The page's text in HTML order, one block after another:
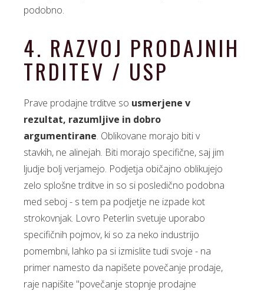
podobno.
4. RAZVOJ PRODAJNIH
TRDITEV / USP
Prave prodajne trditve so usmerjene v
rezultat, razumljive in dobro
argumentirane. Oblikovane morajo biti v
stavkih, ne alinejah. Biti morajo specifične, saj jim
ljudje bolj verjamejo. Podjetja običajno oblikujejo
zelo splošne trditve in so si posledično podobna
med seboj - s tem pa podjetje ne izpade kot
strokovnjak. Lovro Peterlin svetuje uporabo
specifičnih pojmov, ki so za neko industrijo
pomembni, lahko pa si izmislite tudi svoje - na
primer namesto da napišete povečanje prodaje,
raje napišite "povečanje stopnje prodajne